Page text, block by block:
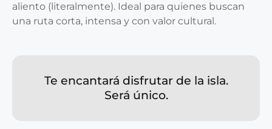
aliento (literalmente). Ideal para quienes buscan
una ruta corta, intensa y con valor cultural.
Te encantará disfrutar de la isla.
Será único.